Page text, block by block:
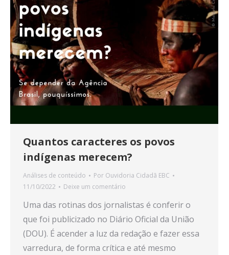
Quantos caracteres os povos
indígenas merecem?
Análises de conteúdo Por Ouvidoria Cidadã EBC
11/10/2022
Deixe um comentário
Uma das rotinas dos jornalistas é conferir o
que foi publicizado no Diário Oficial da União
(DOU). É acender a luz da redação e fazer essa
varredura, de forma crítica e até mesmo